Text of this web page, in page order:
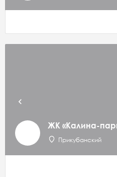
ЖК «Калина-
Прикубанский